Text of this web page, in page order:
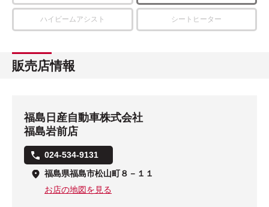
ハイビームアシスト シートヒーター
販売店情報
福島日産自動車株式会社
福島岩前店
024-534-9131
福島県福島市松山町８－１１
お店の地図を見る